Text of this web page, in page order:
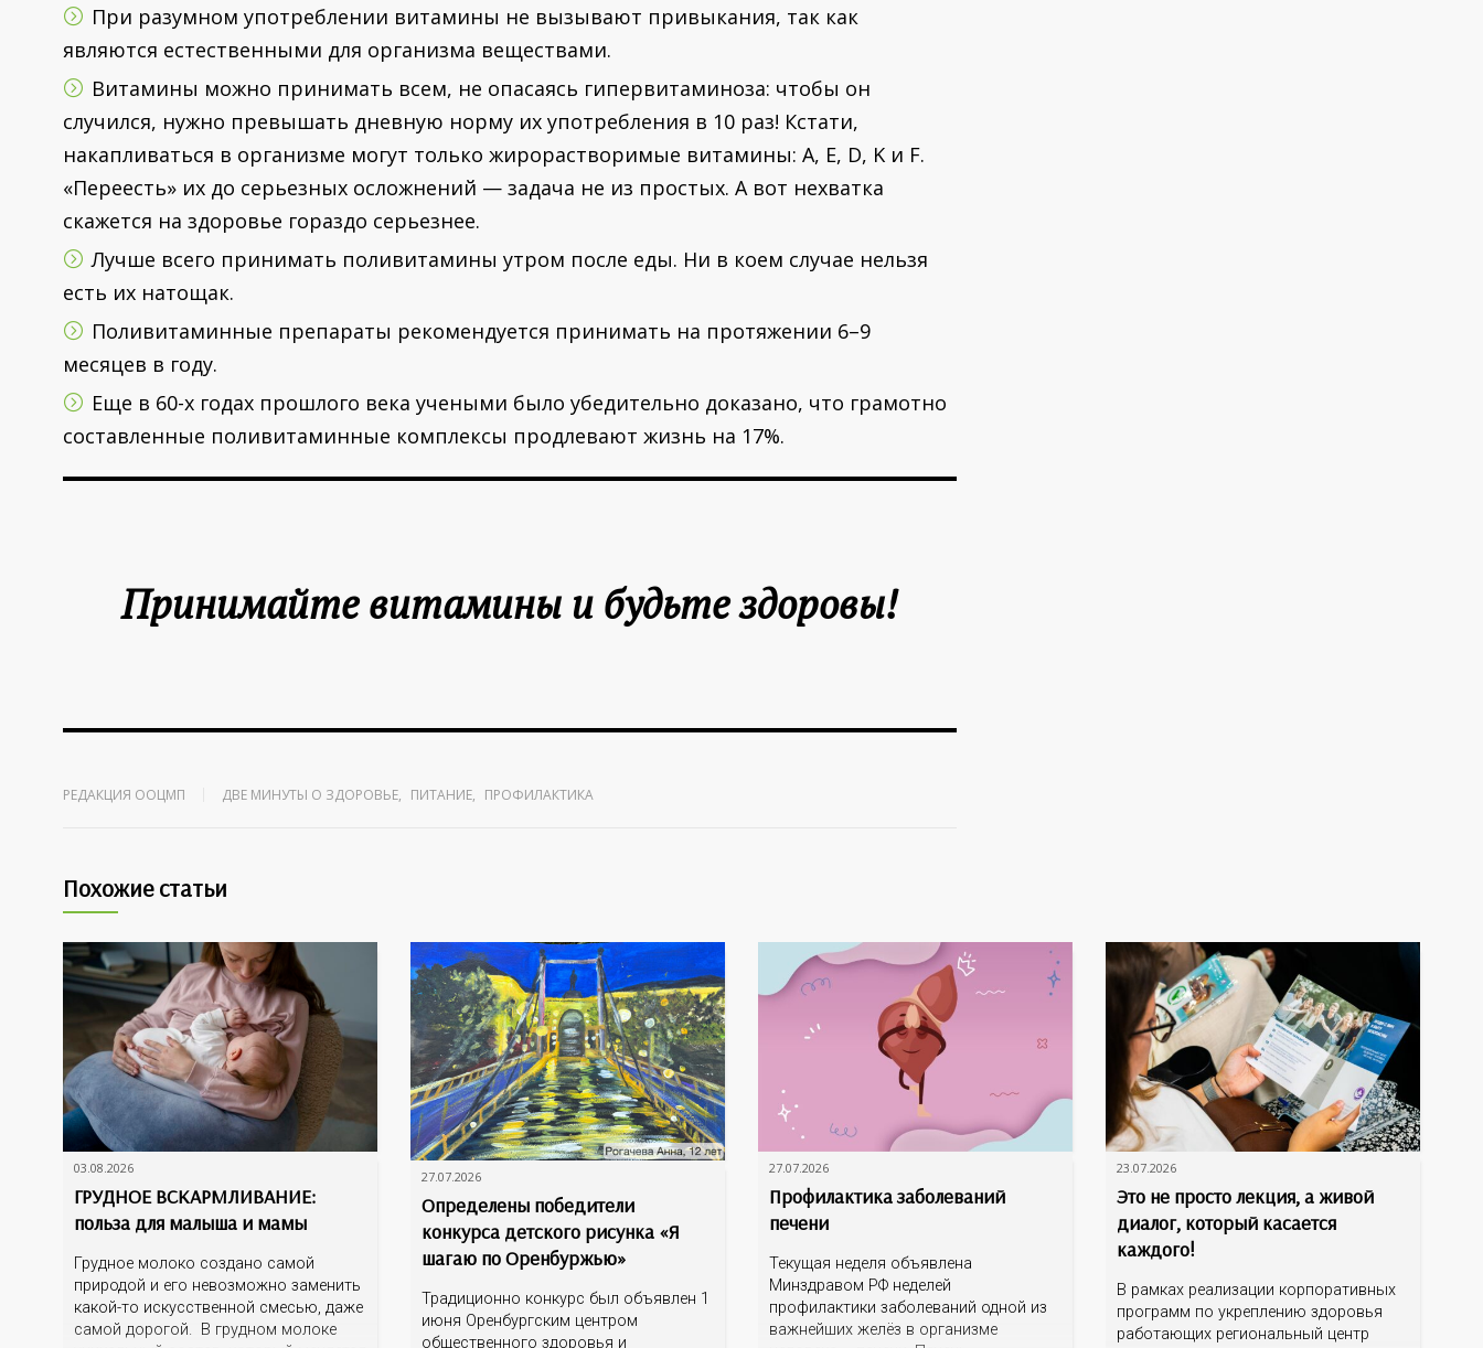
При разумном употреблении витамины не вызывают привыкания, так как
являются естественными для организма веществами.
Витамины можно принимать всем, не опасаясь гипервитаминоза: чтобы он
случился, нужно превышать дневную норму их употребления в 10 раз! Кстати,
накапливаться в организме могут только жирорастворимые витамины: А, Е, D, K и F.
«Переесть» их до серьезных осложнений — задача не из простых. А вот нехватка
скажется на здоровье гораздо серьезнее.
Лучше всего принимать поливитамины утром после еды. Ни в коем случае нельзя
есть их натощак.
Поливитаминные препараты рекомендуется принимать на протяжении 6–9
месяцев в году.
Еще в 60-х годах прошлого века учеными было убедительно доказано, что грамотно
составленные поливитаминные комплексы продлевают жизнь на 17%.
Принимайте витамины и будьте здоровы!
РЕДАКЦИЯ ООЦМП ДВЕ МИНУТЫ О ЗДОРОВЬЕ, ПИТАНИЕ, ПРОФИЛАКТИКА
Похожие статьи
03.08.2026
ГРУДНОЕ ВСКАРМЛИВАНИЕ:
польза для малыша и мамы
Грудное молоко создано самой
природой и его невозможно заменить
какой-то искусственной смесью, даже
самой дорогой. В грудном молоке
27.07.2026
Определены победители
конкурса детского рисунка «Я
шагаю по Оренбуржью»
Традиционно конкурс был объявлен 1
июня Оренбургским центром
общественного здоровья и
27.07.2026
Профилактика заболеваний
печени
Текущая неделя объявлена
Минздравом РФ неделей
профилактики заболеваний одной из
важнейших желёз в организме
23.07.2026
Это не просто лекция, а живой
диалог, который касается
каждого!
В рамках реализации корпоративных
программ по укреплению здоровья
работающих региональный центр